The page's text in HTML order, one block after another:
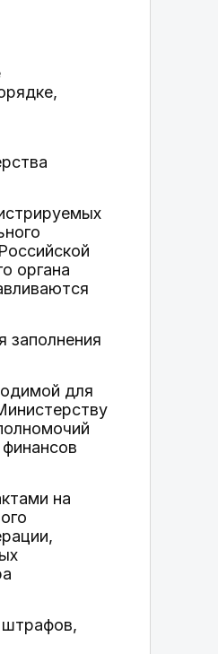
органа
заполнения
для
на
штрафов,